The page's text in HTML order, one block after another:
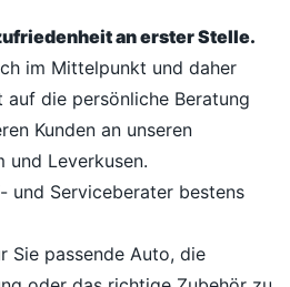
an erster Stelle.
im Mittelpunkt und daher
die persönliche Beratung
Kunden an unseren
und Leverkusen.
und Serviceberater bestens
Sie passende Auto, die